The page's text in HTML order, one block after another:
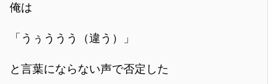
俺は
「うぅううう（違う）」
と言葉にならない声で否定した